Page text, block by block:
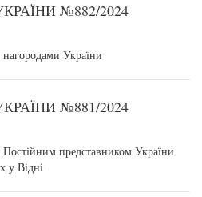
№882/2024
України
№881/2024
представником України
у Відні